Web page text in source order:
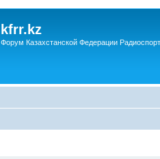
kfrr.kz
Форум Казахстанской Федерации